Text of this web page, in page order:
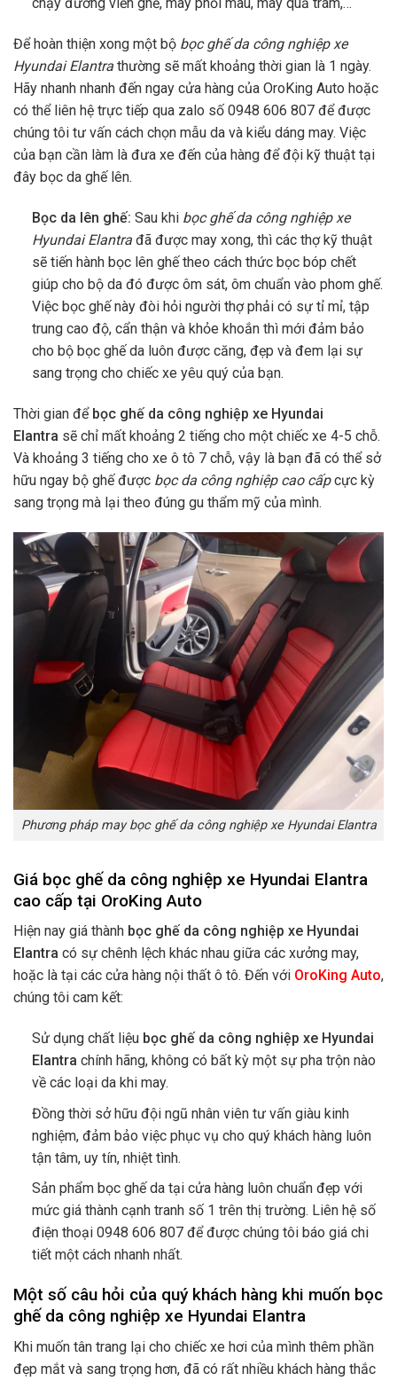
chạy đường viền ghế, may phối màu, may quả trám,…
Để hoàn thiện xong một bộ bọc ghế da công nghiệp xe
Hyundai Elantra thường sẽ mất khoảng thời gian là 1 ngày.
Hãy nhanh nhanh đến ngay cửa hàng của OroKing Auto hoặc
có thể liên hệ trực tiếp qua zalo số 0948 606 807 để được
chúng tôi tư vấn cách chọn mẫu da và kiểu dáng may. Việc
của bạn cần làm là đưa xe đến của hàng để đội kỹ thuật tại
đây bọc da ghế lên.
Bọc da lên ghế: Sau khi bọc ghế da công nghiệp xe
Hyundai Elantrađã được may xong, thì các thợ kỹ thuật
sẽ tiến hành bọc lên ghế theo cách thức bọc bóp chết
giúp cho bộ da đó được ôm sát, ôm chuẩn vào phom ghế.
Việc bọc ghế này đòi hỏi người thợ phải có sự tỉ mỉ, tập
trung cao độ, cẩn thận và khỏe khoắn thì mới đảm bảo
cho bộ bọc ghế da luôn được căng, đẹp và đem lại sự
sang trọng cho chiếc xe yêu quý của bạn.
Thời gian để bọc ghế da công nghiệp xe Hyundai
Elantra sẽ chỉ mất khoảng 2 tiếng cho một chiếc xe 4-5 chỗ.
Và khoảng 3 tiếng cho xe ô tô 7 chỗ, vậy là bạn đã có thể sở
hữu ngay bộ ghế được bọc da công nghiệp cao cấpcực kỳ
sang trọng mà lại theo đúng gu thẩm mỹ của mình.
Phương pháp may bọc ghế da công nghiệp xe Hyundai Elantra
Giá bọc ghế da công nghiệp xe Hyundai Elantra
cao cấp tại OroKing Auto
Hiện nay giá thành bọc ghế da công nghiệp xe Hyundai
Elantra có sự chênh lệch khác nhau giữa các xưởng may,
hoặc là tại các cửa hàng nội thất ô tô. Đến với OroKing Auto,
chúng tôi cam kết:
Sử dụng chất liệu bọc ghế da công nghiệp xe Hyundai
Elantra chính hãng, không có bất kỳ một sự pha trộn nào
về các loại da khi may.
Đồng thời sở hữu đội ngũ nhân viên tư vấn giàu kinh
nghiệm, đảm bảo việc phục vụ cho quý khách hàng luôn
tận tâm, uy tín, nhiệt tình.
Sản phẩm bọc ghế da tại cửa hàng luôn chuẩn đẹp với
mức giá thành cạnh tranh số 1 trên thị trường. Liên hệ số
điện thoại 0948 606 807 để được chúng tôi báo giá chi
tiết một cách nhanh nhất.
Một số câu hỏi của quý khách hàng khi muốn bọc
ghế da công nghiệp xe Hyundai Elantra
Khi muốn tân trang lại cho chiếc xe hơi của mình thêm phần
đẹp mắt và sang trọng hơn, đã có rất nhiều khách hàng thắc